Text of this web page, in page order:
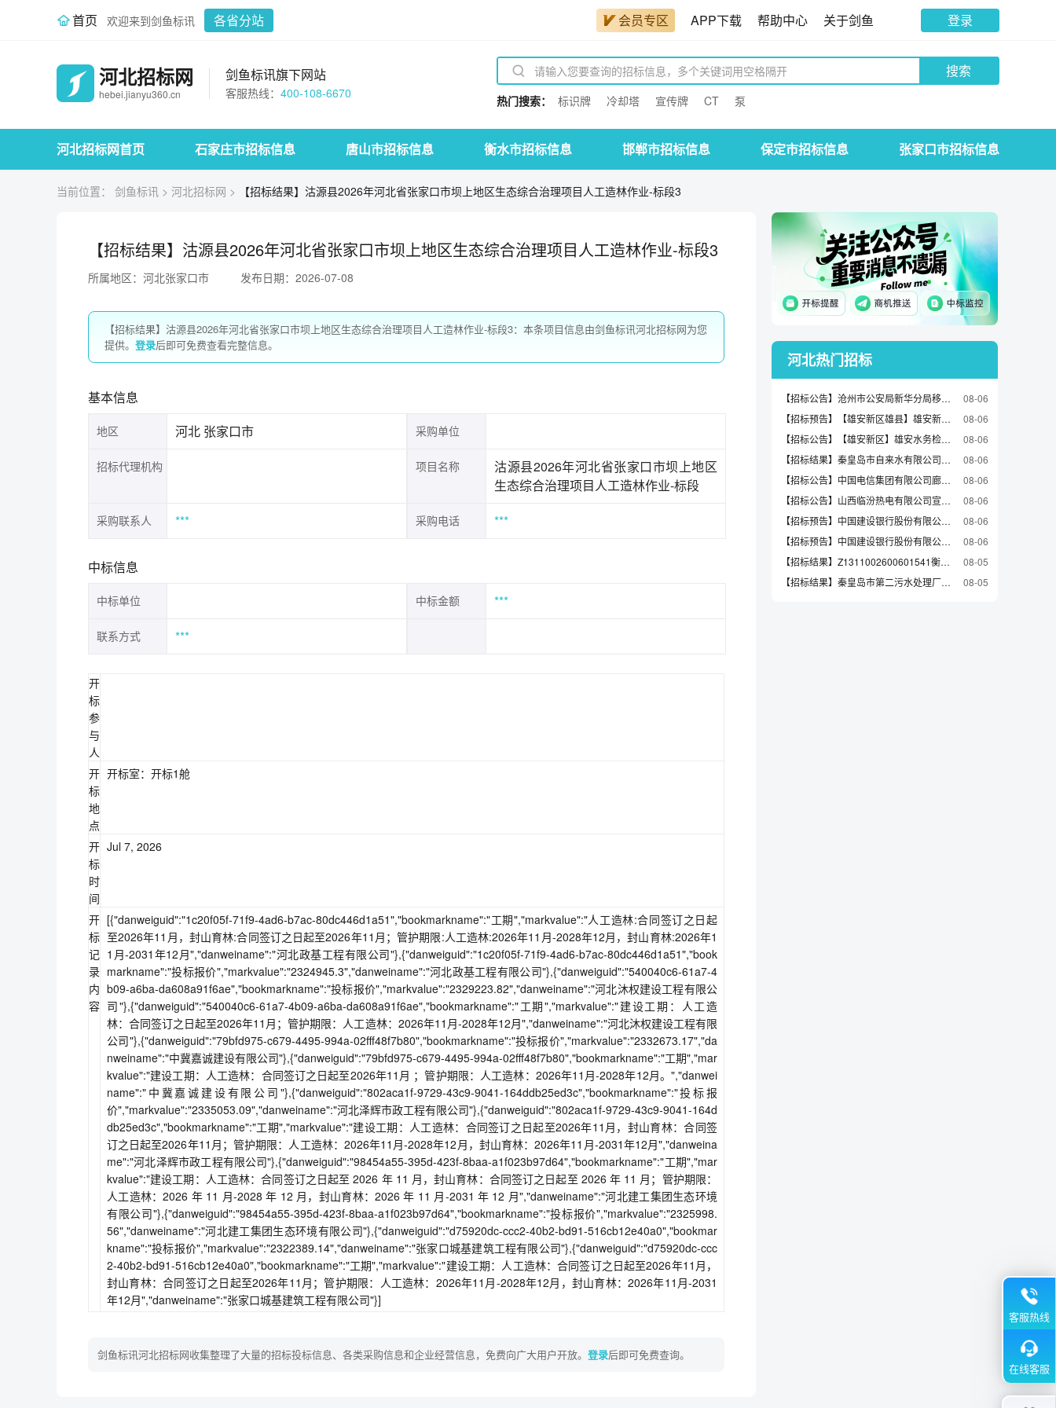
首页 欢迎来到剑鱼标讯 各省分站 会员专区 APP下载 帮助中心 关于剑鱼 登录
河北招标网
hebei.jianyu360.cn
剑鱼标讯旗下网站
客服热线： 400-108-6670
搜索
热门搜索： 标识牌 冷却塔 宣传牌 CT 泵
河北招标网首页 石家庄市招标信息 唐山市招标信息 衡水市招标信息 邯郸市招标信息 保定市招标信息 张家口市招标信息
当前位置： 剑鱼标讯 > 河北招标网 > 【招标结果】沽源县2026年河北省张家口市坝上地区生态综合治理项目人工造林作业-标段3
【招标结果】沽源县2026年河北省张家口市坝上地区生态综合治理项目人工造林作业-标段3
所属地区：河北张家口市 发布日期：2026-07-08
【招标结果】沽源县2026年河北省张家口市坝上地区生态综合治理项目人工造林作业-标段3：本条项目信息由剑鱼标讯河北招标网为您
提供。 登录后即可免费查看完整信息。
基本信息
地区 河北 张家口市 采购单位
招标代理机构 项目名称
沽源县2026年河北省张家口市坝上地区
生态综合治理项目人工造林作业-标段
采购联系人 *** 采购电话 ***
中标信息
中标单位 中标金额 ***
联系方式 ***
开
标
参
与
人
开
标
地
点
开标室：开标1舱
开
标
时
间
Jul 7, 2026
开
标
记
录
内
容
[{"danweiguid":"1c20f05f-71f9-4ad6-b7ac-80dc446d1a51","bookmarkname":"工期","markvalue":"人工造林:合同签订之日起
至2026年11月，封山育林:合同签订之日起至2026年11月；管护期限:人工造林:2026年11月-2028年12月，封山育林:2026年1
1月-2031年12月","danweiname":"河北政基工程有限公司"},{"danweiguid":"1c20f05f-71f9-4ad6-b7ac-80dc446d1a51","book
markname":"投标报价","markvalue":"2324945.3","danweiname":"河北政基工程有限公司"},{"danweiguid":"540040c6-61a7-4
b09-a6ba-da608a91f6ae","bookmarkname":"投标报价","markvalue":"2329223.82","danweiname":"河北沐权建设工程有限公
司"},{"danweiguid":"540040c6-61a7-4b09-a6ba-da608a91f6ae","bookmarkname":"工期","markvalue":"建设工期：人工造
林：合同签订之日起至2026年11月；管护期限：人工造林：2026年11月-2028年12月","danweiname":"河北沐权建设工程有限
公司"},{"danweiguid":"79bfd975-c679-4495-994a-02fff48f7b80","bookmarkname":"投标报价","markvalue":"2332673.17","da
nweiname":"中冀嘉诚建设有限公司"},{"danweiguid":"79bfd975-c679-4495-994a-02fff48f7b80","bookmarkname":"工期","mar
kvalue":"建设工期：人工造林：合同签订之日起至2026年11月 ；管护期限：人工造林：2026年11月-2028年12月。","danwei
name":"中冀嘉诚建设有限公司"},{"danweiguid":"802aca1f-9729-43c9-9041-164ddb25ed3c","bookmarkname":"投标报
价","markvalue":"2335053.09","danweiname":"河北泽辉市政工程有限公司"},{"danweiguid":"802aca1f-9729-43c9-9041-164d
db25ed3c","bookmarkname":"工期","markvalue":"建设工期：人工造林：合同签订之日起至2026年11月，封山育林：合同签
订之日起至2026年11月；管护期限：人工造林：2026年11月-2028年12月，封山育林：2026年11月-2031年12月","danweina
me":"河北泽辉市政工程有限公司"},{"danweiguid":"98454a55-395d-423f-8baa-a1f023b97d64","bookmarkname":"工期","mar
kvalue":"建设工期：人工造林：合同签订之日起至 2026 年 11 月，封山育林：合同签订之日起至 2026 年 11 月；管护期限：
人工造林：2026 年 11 月-2028 年 12 月，封山育林：2026 年 11 月-2031 年 12 月","danweiname":"河北建工集团生态环境
有限公司"},{"danweiguid":"98454a55-395d-423f-8baa-a1f023b97d64","bookmarkname":"投标报价","markvalue":"2325998.
56","danweiname":"河北建工集团生态环境有限公司"},{"danweiguid":"d75920dc-ccc2-40b2-bd91-516cb12e40a0","bookmar
kname":"投标报价","markvalue":"2322389.14","danweiname":"张家口城基建筑工程有限公司"},{"danweiguid":"d75920dc-ccc
2-40b2-bd91-516cb12e40a0","bookmarkname":"工期","markvalue":"建设工期：人工造林：合同签订之日起至2026年11月，
封山育林：合同签订之日起至2026年11月；管护期限：人工造林：2026年11月-2028年12月，封山育林：2026年11月-2031
年12月","danweiname":"张家口城基建筑工程有限公司"}]
剑鱼标讯河北招标网收集整理了大量的招标投标信息、各类采购信息和企业经营信息，免费向广大用户开放。 登录后即可免费查询。
河北热门招标
【招标公告】沧州市公安局新华分局移动警务终端服务采购项目（三次）招标公告
08-06
【招标预告】【雄安新区雄县】雄安新区雄县组团供水设施更新改造工程（二期）监理预公示（含招标文件）
08-06
【招标公告】【雄安新区】雄安水务检验检测中心项目仪器设备采购招标公告
08-06
【招标结果】秦皇岛市自来水有限公司2026年度扩户(含一般扩户)所需水表采购中标候选人公示
08-06
【招标公告】中国电信集团有限公司廊坊分公司2026年校园融合认证网关设备采购项目（四次）询比公告
08-06
【招标公告】山西临汾热电有限公司宣化源和塔院光伏电站电力监控系统安全防护装置升级改造项目询比采购公告
08-06
【招标预告】中国建设银行股份有限公司石家庄分行河北医科大学第三医院“智慧医院”二期项目软件包-临床试验和受试者补贴费用管理系统供应市场调研公告
08-06
【招标预告】中国建设银行股份有限公司石家庄分行河北医科大学第三医院“智慧医院”二期项目软件包-血液评估及计费收费系统供应市场调研公告
08-06
【招标结果】Z1311002600601541衡水市住房公积金管理中心办公及业务用房租赁服务采购项目结果公告
08-05
【招标结果】秦皇岛市第二污水处理厂提标扩容改造工程-材料试验检测服务竞争性磋商中标公告
08-05
客服热线
在线客服